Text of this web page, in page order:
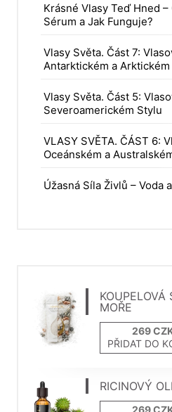
Krásné Vlasy Teď Hned
Sérum a Jak Funguje?
Vlasy Světa. Část 7:
Antarktickém a
Vlasy Světa. Část 5:
Severoamerickém Stylu
VLASY SVĚTA. ČÁST 6:
Oceánském a
Úžasná Síla Živlů – Voda
MOŘE
PŘIDAT DO
RICINOVÝ